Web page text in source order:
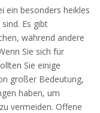
und Angebote des
ich jederzeit
ein besonders heikles
Es gibt
während andere
Sie sich für
Sie einige
großer Bedeutung,
haben, um
vermeiden. Offene